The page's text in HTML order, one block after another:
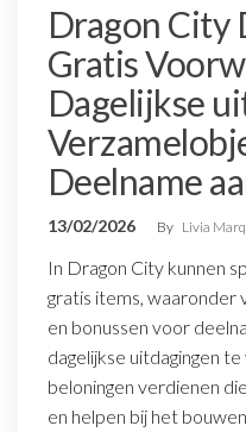
Dragon City
Gratis
Dagelijkse
Deelname
13/02/2026 By Livia
In Dragon City kunnen
gratis items, waaronder
en bonussen voor
dagelijkse uitdagingen
beloningen verdienen
en helpen bij het